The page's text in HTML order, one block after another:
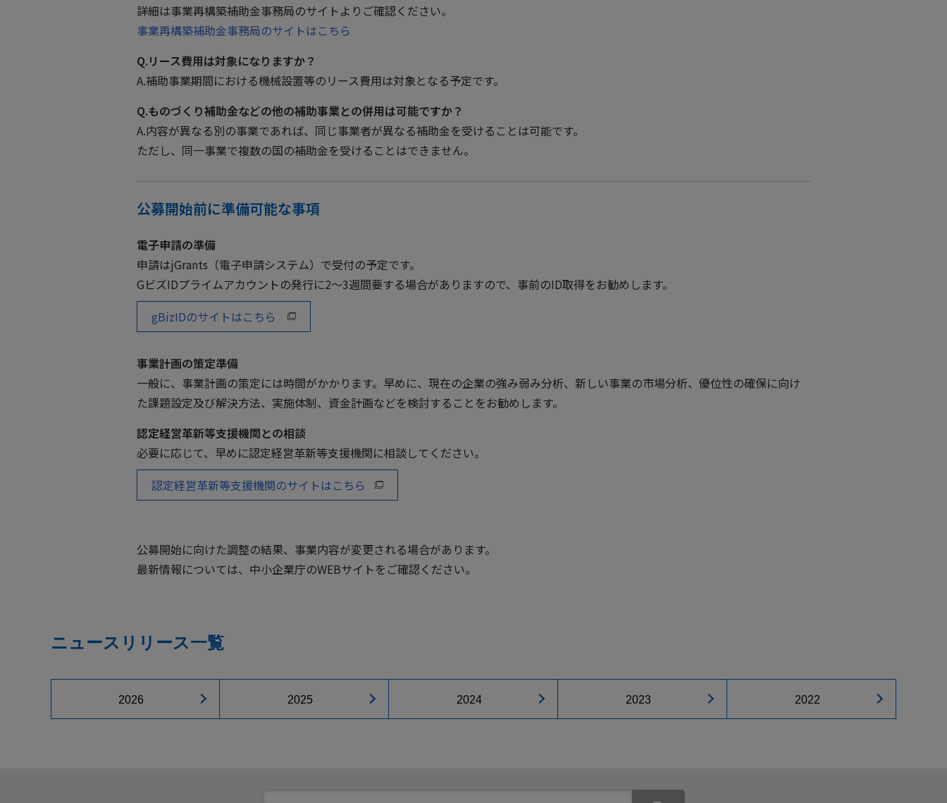
詳細は事業再構築補助金事務局のサイトよりご確認ください。
事業再構築補助金事務局のサイトはこちら
Q.リース費用は対象になりますか？
A.補助事業期間における機械設置等のリース費用は対象となる予定です。
Q.ものづくり補助金などの他の補助事業との併用は可能ですか？
A.内容が異なる別の事業であれば、同じ事業者が異なる補助金を受けることは可能です。
ただし、同一事業で複数の国の補助金を受けることはできません。
公募開始前に準備可能な事項
電子申請の準備
申請はjGrants（電子申請システム）で受付の予定です。
GビズIDプライムアカウントの発行に2～3週間要する場合がありますので、事前のID取得をお勧めします。
gBizIDのサイトはこちら
事業計画の策定準備
一般に、事業計画の策定には時間がかかります。早めに、現在の企業の強み弱み分析、新しい事業の市場分析、優位性の確保に向け
た課題設定及び解決方法、実施体制、資金計画などを検討することをお勧めします。
認定経営革新等支援機関との相談
必要に応じて、早めに認定経営革新等支援機関に相談してください。
認定経営革新等支援機関のサイトはこちら
公募開始に向けた調整の結果、事業内容が変更される場合があります。
最新情報については、中小企業庁のWEBサイトをご確認ください。
ニュースリリース一覧
2026 2025 2024 2023 2022